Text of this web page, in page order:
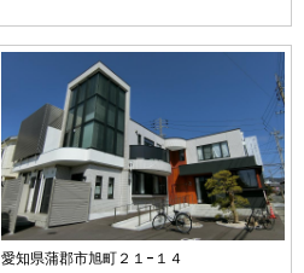
愛知県蒲郡市旭町２１−１４